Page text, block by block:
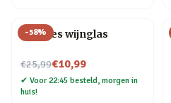
-58%
Wijnfles wijnglas
€25,99
Nu voor€10,99
✔ Voor 22:45 besteld, morgen in
huis!